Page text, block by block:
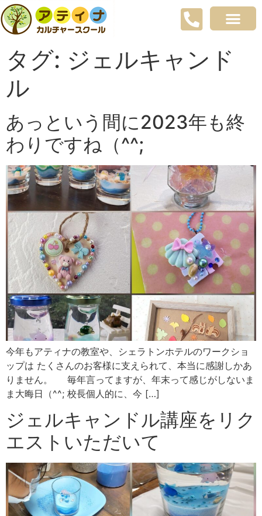
タグ: ジェルキャンド
ル
あっという間に2023年も終
わりですね（^^;
今年もアティナの教室や、シェラトンホテルのワークショ
ップは たくさんのお客様に支えられて、本当に感謝しかあ
りません。 毎年言ってますが、年末って感じがしないま
ま大晦日（^^; 校長個人的に、今 […]
ジェルキャンドル講座をリク
エストいただいて